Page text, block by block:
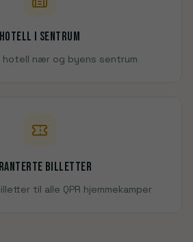
Hotell i sentrum
hotell nær og byens sentrum
billetter
til alle QPR hjemmekamper